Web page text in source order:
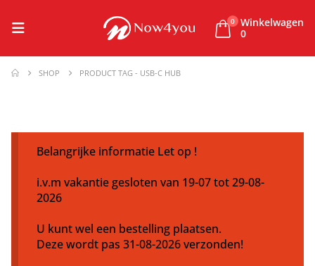
0 Winkelwagen
0
SHOP PRODUCT TAG - USB-C HUB
Belangrijke informatie Let op !
i.v.m vakantie gesloten van 19-07 tot 29-08-
2026
U kunt wel een bestelling plaatsen.
Deze wordt pas 31-08-2026 verzonden!